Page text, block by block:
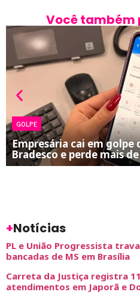
Você também
GOLPE
Empresária cai em golpe
Bradesco e perde mais
+Notícias
PL e União Progressista
bancadas de MS em Brasília
Carreta da Justiça registra
atendimentos em Japorã e